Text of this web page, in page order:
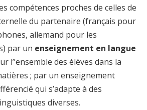
compétences proches de celles de
du partenaire (français pour
allemand pour les
par un enseignement en langue
l’’ensemble des élèves dans la
; par un enseignement
qui s’adapte à des
diverses.